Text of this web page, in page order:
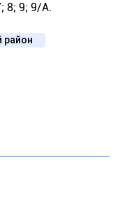
8; 9; 9/А.
район